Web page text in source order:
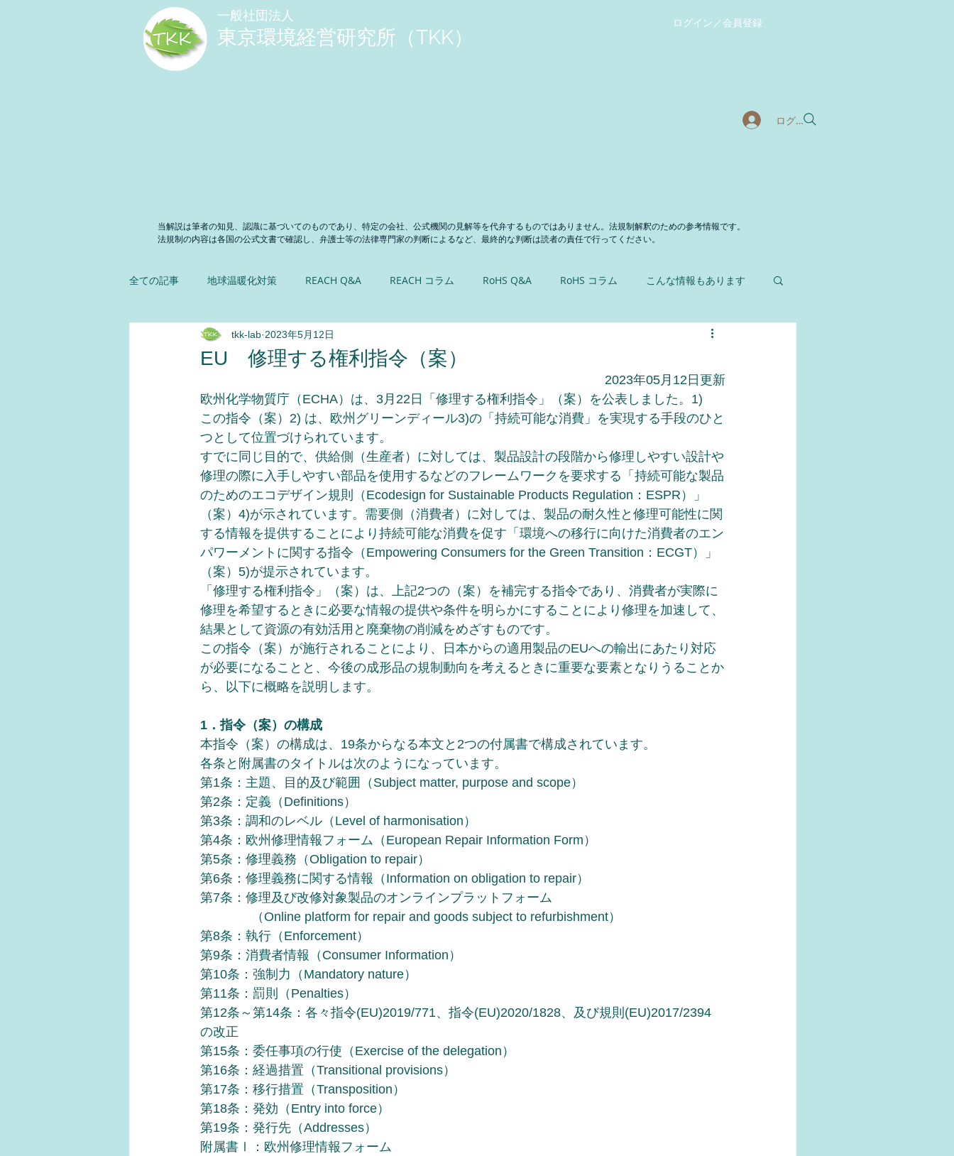
​一般社団法人
東京環境経営研究所（TKK）
ログイン／会員登録
ログイン
当解説は筆者の知見、認識に基づいてのものであり、特定の会社、公式機関の見解等を代弁するものではありません。法規制解釈のための参考情報です。
法規制の内容は各国の公式文書で確認し、弁護士等の法律専門家の判断によるなど、最終的な判断は読者の責任で行ってください。
全ての記事 地球温暖化対策 REACH Q&A REACH コラム RoHS Q&A RoHS コラム こんな情報もあります
よもやま話 エコステージ 化学物質法規制
EU 修理する権利指令（案）
tkk-lab 2023年5月12日
2023年05月12日更新
欧州化学物質庁（ECHA）は、3月22日「修理する権利指令」（案）を公表しました。1)
この指令（案）2) は、欧州グリーンディール3)の「持続可能な消費」を実現する手段のひと
つとして位置づけられています。
すでに同じ目的で、供給側（生産者）に対しては、製品設計の段階から修理しやすい設計や
修理の際に入手しやすい部品を使用するなどのフレームワークを要求する「持続可能な製品
のためのエコデザイン規則（Ecodesign for Sustainable Products Regulation：ESPR）」
（案）4)が示されています。需要側（消費者）に対しては、製品の耐久性と修理可能性に関
する情報を提供することにより持続可能な消費を促す「環境への移行に向けた消費者のエン
パワーメントに関する指令（Empowering Consumers for the Green Transition：ECGT）」
（案）5)が提示されています。
「修理する権利指令」（案）は、上記2つの（案）を補完する指令であり、消費者が実際に
修理を希望するときに必要な情報の提供や条件を明らかにすることにより修理を加速して、
結果として資源の有効活用と廃棄物の削減をめざすものです。
この指令（案）が施行されることにより、日本からの適用製品のEUへの輸出にあたり対応
が必要になることと、今後の成形品の規制動向を考えるときに重要な要素となりうることか
ら、以下に概略を説明します。
1．指令（案）の構成
本指令（案）の構成は、19条からなる本文と2つの付属書で構成されています。
各条と附属書のタイトルは次のようになっています。
第1条：主題、目的及び範囲（Subject matter, purpose and scope）
第2条：定義（Definitions）
第3条：調和のレベル（Level of harmonisation）
第4条：欧州修理情報フォーム（European Repair Information Form）
第5条：修理義務（Obligation to repair）
第6条：修理義務に関する情報（Information on obligation to repair）
第7条：修理及び改修対象製品のオンラインプラットフォーム
（Online platform for repair and goods subject to refurbishment）
第8条：執行（Enforcement）
第9条：消費者情報（Consumer Information）
第10条：強制力（Mandatory nature）
第11条：罰則（Penalties）
第12条～第14条：各々指令(EU)2019/771、指令(EU)2020/1828、及び規則(EU)2017/2394
の改正
第15条：委任事項の行使（Exercise of the delegation）
第16条：経過措置（Transitional provisions）
第17条：移行措置（Transposition）
第18条：発効（Entry into force）
第19条：発行先（Addresses）
附属書Ⅰ：欧州修理情報フォーム